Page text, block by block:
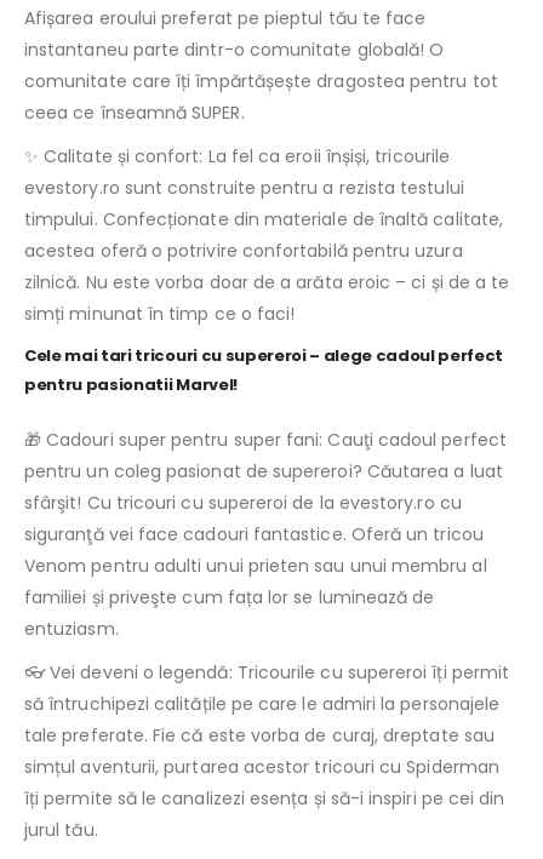
Afișarea eroului preferat pe pieptul tău te face
instantaneu parte dintr-o comunitate globală! O
comunitate care îți împărtășește dragostea pentru tot
ceea ce înseamnă SUPER.
✨ Calitate și confort: La fel ca eroii înșiși, tricourile
evestory.ro sunt construite pentru a rezista testului
timpului. Confecționate din materiale de înaltă calitate,
acestea oferă o potrivire confortabilă pentru uzura
zilnică. Nu este vorba doar de a arăta eroic – ci și de a te
simți minunat în timp ce o faci!
Cele mai tari tricouri cu supereroi – alege cadoul perfect
pentru pasionatii Marvel!
🎁 Cadouri super pentru super fani: Cauţi cadoul perfect
pentru un coleg pasionat de supereroi? Căutarea a luat
sfârşit! Cu tricouri cu supereroi de la evestory.ro cu
siguranţă vei face cadouri fantastice. Oferă un tricou
Venom pentru adulti unui prieten sau unui membru al
familiei și priveşte cum fața lor se luminează de
entuziasm.
👓 Vei deveni o legendă: Tricourile cu supereroi îți permit
să întruchipezi calitățile pe care le admiri la personajele
tale preferate. Fie că este vorba de curaj, dreptate sau
simțul aventurii, purtarea acestor tricouri cu Spiderman
îți permite să le canalizezi esența și să-i inspiri pe cei din
jurul tău.